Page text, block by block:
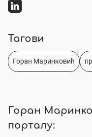
Тагови
Горан Маринковић
Горан
порталу: